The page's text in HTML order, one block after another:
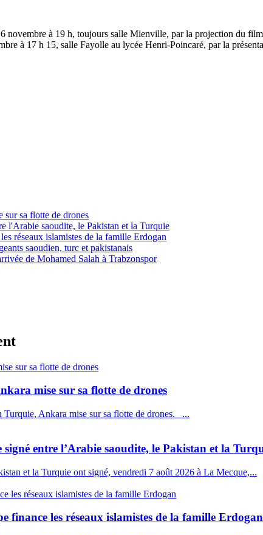
novembre à 19 h, toujours salle Mienville, par la projection du
à 17 h 15, salle Fayolle au lycée Henri-Poincaré, par la
sur sa flotte de drones
l'Arabie saoudite, le Pakistan et la Turquie
réseaux islamistes de la famille Erdogan
saoudien, turc et pakistanais
de Mohamed Salah à Trabzonspor
mise sur sa flotte de drones
Ankara mise sur sa flotte de drones. ...
signé entre l’Arabie saoudite, le Pakistan et la
et la Turquie ont signé, vendredi 7 août 2026 à La Mecque,...
finance les réseaux islamistes de la famille Erdogan